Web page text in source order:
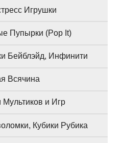
Игрушки
Пупырки (Pop It)
Бейблэйд, Инфинити
Всячина
Мультиков и Игр
Кубики Рубика